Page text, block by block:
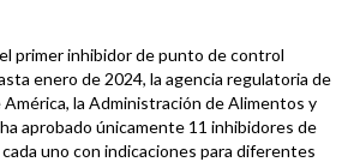
primer inhibidor de punto de control
enero de 2024, la agencia regulatoria de
la Administración de Alimentos y
aprobado únicamente 11 inhibidores de
uno con indicaciones para diferentes